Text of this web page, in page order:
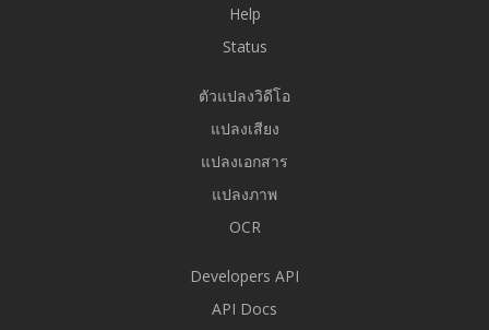
Help
Status
ตัวแปลงวิดีโอ
แปลงเสียง
แปลงเอกสาร
แปลงภาพ
OCR
Developers API
API Docs